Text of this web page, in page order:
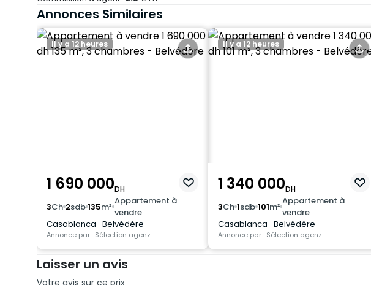
Annonces Similaires
Il y a 12 heures
1 690 000DH
3Ch2sdb135m²Appartement à
vendre
Casablanca -Belvédère
Annonce par : Sélection agenz
Il y a 12 heures
1 340 000DH
3Ch1sdb101m² Appartement à
vendre
Casablanca -Belvédère
Annonce par : Sélection agenz
Laisser un avis
Votre avis sur ce prix